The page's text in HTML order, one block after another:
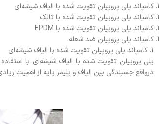
کامپاند پلی پروپیلن تقویت شده با الیاف شیشه‌ای
کامپاند پلی پروپیلن تقویت شده با تالک
کامپاند پلی پروپیلن تقویت شده با EPDM
کامپاند پلی پروپیلن ضد شعله
1. کامپاند پلی پروپیلن تقویت شده با الیاف شیشه‌ای
پلی پروپیلن تقویت شده با الیاف شیشه‌ای با
درواقع چسبندگی بین الیاف و پلیمر پایه از اهمیت